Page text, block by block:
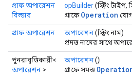
গ্রাফ অপারেশন
বিল্ডার
opBuilder(স্ট্রিং টাইপ,
গ্রাফে Operation
গ্রাফ অপারেশন অপারেশন(স্ট্রিং নাম)
প্রদত্ত নামের সাথে
পুনরাবৃত্তিকারী<
অপারেশন >
অপারেশন()
গ্রাফে সমস্ত